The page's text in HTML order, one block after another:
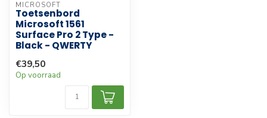
MICROSOFT
Toetsenbord
Microsoft 1561
Surface Pro 2 Type -
Black - QWERTY
€39,50
Op voorraad